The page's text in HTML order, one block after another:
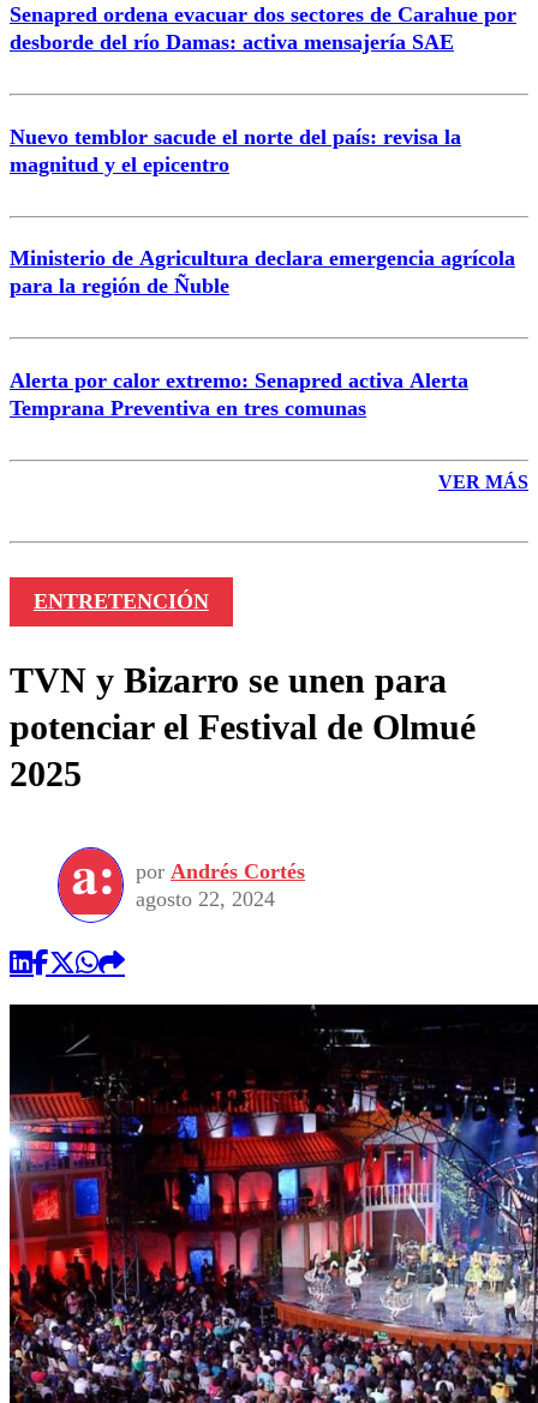
Correo
Senapred ordena evacuar dos sectores de Carahue por
desborde del río Damas: activa mensajería SAE
Nuevo temblor sacude el norte del país: revisa la
magnitud y el epicentro
Ministerio de Agricultura declara emergencia agrícola
para la región de Ñuble
Alerta por calor extremo: Senapred activa Alerta
Temprana Preventiva en tres comunas
VER MÁS
ENTRETENCIÓN
TVN y Bizarro se unen para
potenciar el Festival de Olmué
2025
por Andrés Cortés
agosto 22, 2024